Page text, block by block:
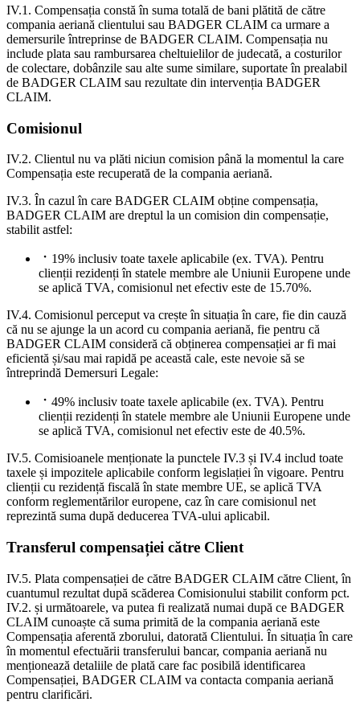
IV.1. Compensația constă în suma totală de bani plătită de către
compania aeriană clientului sau BADGER CLAIM ca urmare a
demersurile întreprinse de BADGER CLAIM. Compensația nu
include plata sau rambursarea cheltuielilor de judecată, a costurilor
de colectare, dobânzile sau alte sume similare, suportate în prealabil
de BADGER CLAIM sau rezultate din intervenția BADGER
CLAIM.
Comisionul
IV.2. Clientul nu va plăti niciun comision până la momentul la care
Compensația este recuperată de la compania aeriană.
IV.3. În cazul în care BADGER CLAIM obține compensația,
BADGER CLAIM are dreptul la un comision din compensație,
stabilit astfel:
19% inclusiv toate taxele aplicabile (ex. TVA). Pentru
clienții rezidenți în statele membre ale Uniunii Europene unde
se aplică TVA, comisionul net efectiv este de 15.70%.
IV.4. Comisionul perceput va crește în situația în care, fie din cauză
că nu se ajunge la un acord cu compania aeriană, fie pentru că
BADGER CLAIM consideră că obținerea compensației ar fi mai
eficientă și/sau mai rapidă pe această cale, este nevoie să se
întreprindă Demersuri Legale:
49% inclusiv toate taxele aplicabile (ex. TVA). Pentru
clienții rezidenți în statele membre ale Uniunii Europene unde
se aplică TVA, comisionul net efectiv este de 40.5%.
IV.5. Comisioanele menționate la punctele IV.3 și IV.4 includ toate
taxele și impozitele aplicabile conform legislației în vigoare. Pentru
clienții cu rezidență fiscală în state membre UE, se aplică TVA
conform reglementărilor europene, caz în care comisionul net
reprezintă suma după deducerea TVA-ului aplicabil.
Transferul compensației către Client
IV.5. Plata compensației de către BADGER CLAIM către Client, în
cuantumul rezultat după scăderea Comisionului stabilit conform pct.
IV.2. și următoarele, va putea fi realizată numai după ce BADGER
CLAIM cunoaște că suma primită de la compania aeriană este
Compensația aferentă zborului, datorată Clientului. În situația în care
în momentul efectuării transferului bancar, compania aeriană nu
menționează detaliile de plată care fac posibilă identificarea
Compensației, BADGER CLAIM va contacta compania aeriană
pentru clarificări.